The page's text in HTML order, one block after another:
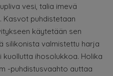
vesi, talia imevä
Kasvot puhdistetaan
käytetään sen
silikonista valmistettu harja
ihosolukkoa. Holika
-puhdistusvaahto auttaa